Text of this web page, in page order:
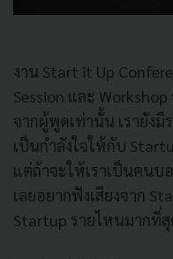
งาน Start it Up
Session และ
จากผู้พูดเท่านั้น เรายังมี
เป็นกำลังใจให้กับ
แต่ถ้าจะให้เราเป็นคนบ
เลยอยากฟังเสียงจาก
Startup รายไหนมากที่สุ